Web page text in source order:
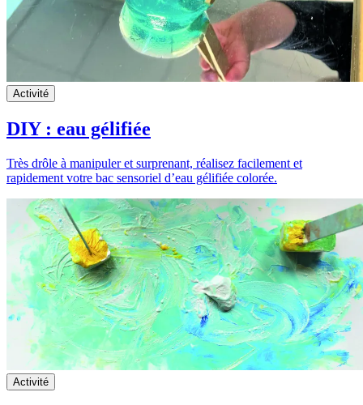
Activité
DIY : eau gélifiée
Très drôle à manipuler et surprenant, réalisez facilement et
rapidement votre bac sensoriel d’eau gélifiée colorée.
Activité